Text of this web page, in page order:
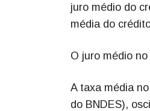
juro médio do
média do
O juro médio
A taxa média
do BNDES),